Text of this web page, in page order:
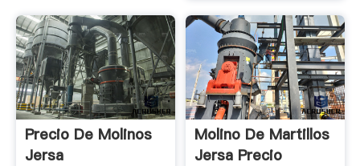
Precio De Molinos
Jersa
Molino De Martillos
Jersa Precio